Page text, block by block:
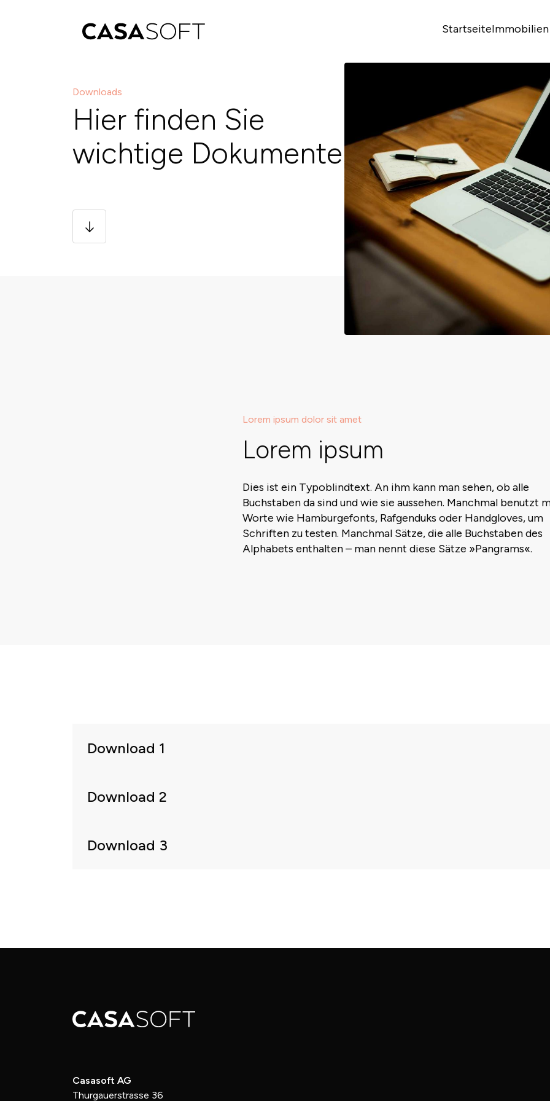
StartseiteImmobilien
Downloads
Hier finden Sie
wichtige Dokumente
Lorem ipsum dolor sit amet
Lorem ipsum
Dies ist ein Typoblindtext. An ihm kann man sehen, ob alle
Buchstaben da sind und wie sie aussehen. Manchmal benutzt
Worte wie Hamburgefonts, Rafgenduks oder Handgloves, um
Schriften zu testen. Manchmal Sätze, die alle Buchstaben des
Alphabets enthalten – man nennt diese Sätze »Pangrams«.
Download 1
Download 2
Download 3
Casasoft AG
Thurgauerstrasse 36